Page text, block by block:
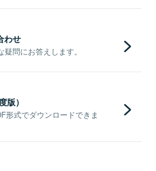
わせ
問にお答えします。
版）
形式でダウンロードできま